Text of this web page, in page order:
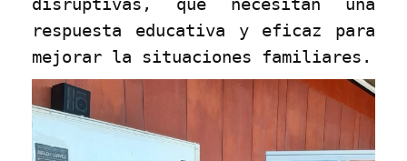
disruptivas, que necesitan una
respuesta educativa y eficaz para
mejorar la situaciones familiares.